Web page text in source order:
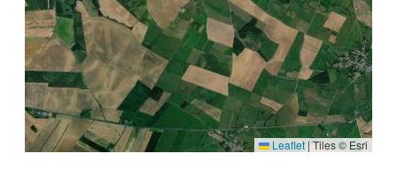
Leaflet |Tiles © Esri